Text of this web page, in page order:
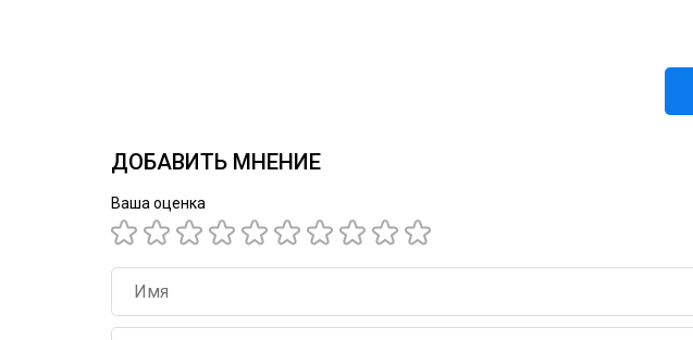
ДОБАВИТЬ МНЕНИЕ
Ваша оценка